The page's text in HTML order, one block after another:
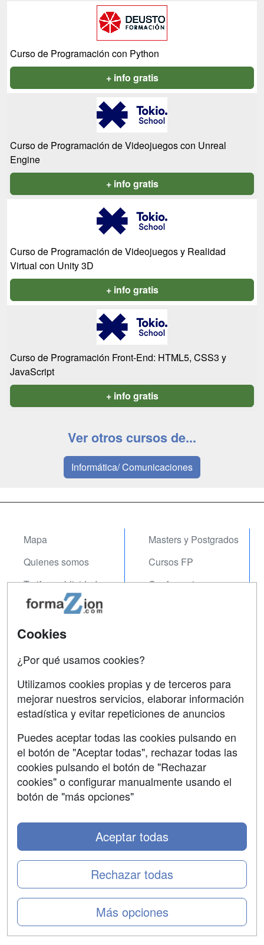
Curso de Programación con Python
+ info gratis
Curso de Programación de Videojuegos con Unreal
Engine
+ info gratis
Curso de Programación de Videojuegos y Realidad
Virtual con Unity 3D
+ info gratis
Curso de Programación Front-End: HTML5, CSS3 y
JavaScript
+ info gratis
Ver otros cursos de...
Informática/ Comunicaciones
Mapa
Quienes somos
Tarifas publicidad
Acceso Usuarios
Acceso Centros
Masters y Postgrados
Cursos FP
Conferencias
Contactar
Confidencialidad
Aviso legal
Copyleft
Cookies
¿Por qué usamos cookies?
Utilizamos cookies propias y de terceros para
mejorar nuestros servicios, elaborar información
estadística y evitar repeticiones de anuncios
Puedes aceptar todas las cookies pulsando en
el botón de "Aceptar todas", rechazar todas las
cookies pulsando el botón de "Rechazar
cookies" o configurar manualmente usando el
botón de "más opciones"
Más opciones
Rechazar todas
Aceptar todas